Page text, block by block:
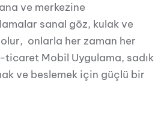
ve merkezine
sanal göz, kulak ve
onlarla her zaman her
ticaret Mobil Uygulama, sadık
ve beslemek için güçlü bir